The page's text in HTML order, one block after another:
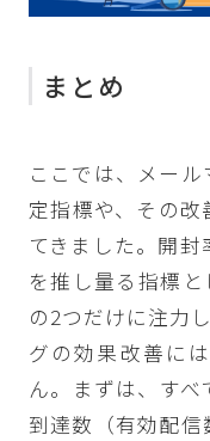
まとめ
ここでは、メー
定指標や、その
てきました。開
を推し量る指標
の2つだけに注力
グの効果改善に
ん。まずは、す
到達数（有効配